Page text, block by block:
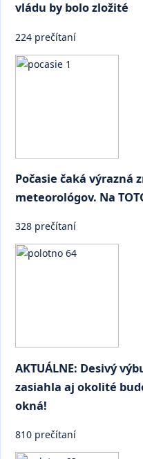
vládu by bolo zložité
224 prečítaní
Počasie čaká výrazná
meteorológov. Na
328 prečítaní
AKTUÁLNE: Desivý
zasiahla aj okolité
okná!
810 prečítaní